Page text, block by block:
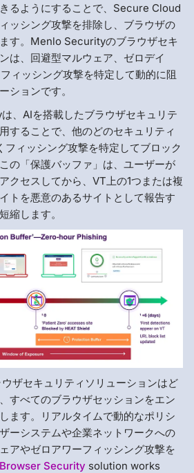
るようにすることで、Secure Cloud
ッシング攻撃を排除し、ブラウザの
す。Menlo Securityのブラウザセキ
は、回避型マルウェア、ゼロデイ
ィッシング攻撃を特定して動的に阻
ションです。
、AIを搭載したブラウザセキュリテ
することで、他のどのセキュリティ
フィッシング攻撃を特定してブロック
の「保護バッファ」は、ユーザーが
クセスしてから、VT上の1つまたは複
トを悪意のあるサイトとして報告す
縮します。
ザセキュリティソリューションはど
すべてのブラウザセッションをエン
ます。リアルタイムで動的なポリシ
ーシステムや企業ネットワークへの
アやゼロアワーフィッシング攻撃を
Browser Security solution works